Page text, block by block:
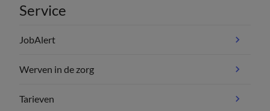
Service
JobAlert
Werven in de zorg
Tarieven